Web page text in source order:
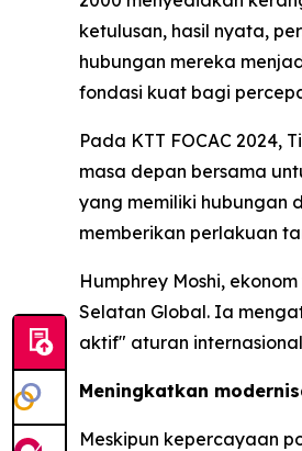
ketulusan, hasil nyata,
hubungan mereka
fondasi kuat bagi
Pada KTT FOCAC
masa depan bersama
yang memiliki hubungan
memberikan perlakuan
Humphrey Moshi,
Selatan Global. Ia
aktif" aturan
Meningkatkan
Meskipun kepercayaan